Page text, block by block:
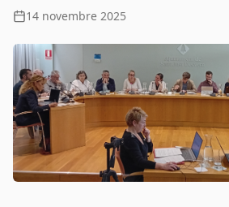
14 novembre 2025